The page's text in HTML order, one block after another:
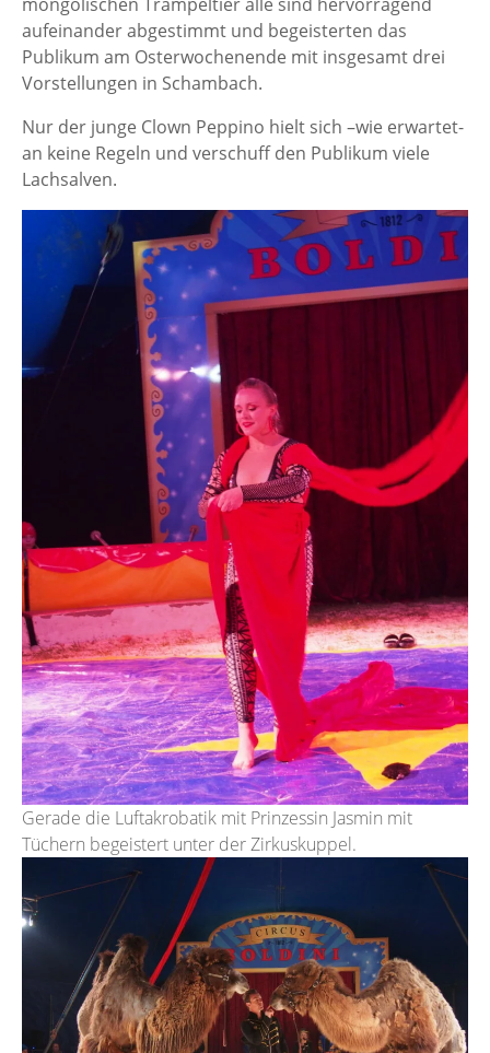
aufeinander abgestimmt und begeisterten das
Publikum am Osterwochenende mit insgesamt drei
Vorstellungen in Schambach.
Nur der junge Clown Peppino hielt sich –wie erwartet-
an keine Regeln und verschuff den Publikum viele
Lachsalven.
Gerade die Luftakrobatik mit Prinzessin Jasmin mit
Tüchern begeistert unter der Zirkuskuppel.